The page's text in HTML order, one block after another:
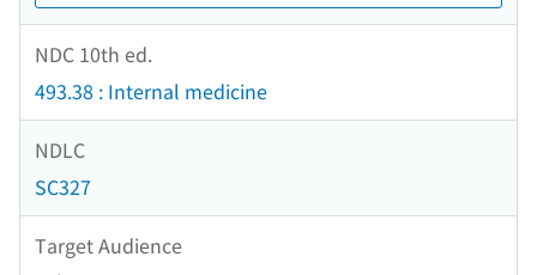
NDC 10th ed.
493.38 : Internal medicine
NDLC
SC327
Target Audience